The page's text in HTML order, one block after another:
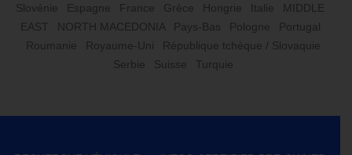
Slovénie
Espagne France Grèce Hongrie Italie
MIDDLE
EAST
NORTH MACEDONIA Pays-Bas Pologne
Portugal
Roumanie
Royaume-Uni
République tchèque / Slovaquie
Serbie
Suisse Turquie